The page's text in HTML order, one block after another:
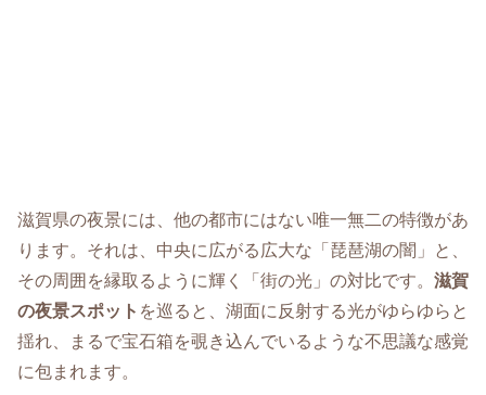
滋賀県の夜景には、他の都市にはない唯一無二の特徴があ
ります。それは、中央に広がる広大な「琵琶湖の闇」と、
その周囲を縁取るように輝く「街の光」の対比です。 滋賀
の夜景スポット を巡ると、湖面に反射する光がゆらゆらと
揺れ、まるで宝石箱を覗き込んでいるような不思議な感覚
に包まれます。